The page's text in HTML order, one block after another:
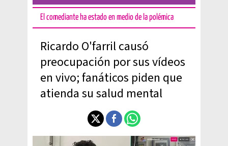
El comediante ha estado en medio de la polémica
Ricardo O'farril causó
preocupación por sus vídeos
en vivo; fanáticos piden que
atienda su salud mental